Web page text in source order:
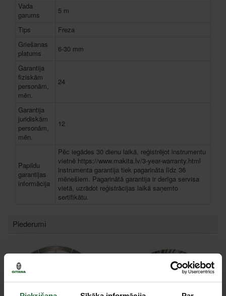
Vada
garums
5 m
Tips
Freza
Griešanas
platums
6-30 mm
Garantija
fiziskām
personām,
mēn.
24
Garantija
juridiskām
personām,
mēn.
12
Papildu
garantijas
informācija
Pēc iegādes 30 dienu laikā, reģistrējot instrumentu
vietnē https://www.makita.lv/3-year-warranty.html
instrumenta garantija tiek pagarināta līdz 36
mēnešiem. Pagarinātā garantija ir derīga servisa
vietā, uzrādot reģistrācijas laikā saņemto
sertifikātu.
Piederumi